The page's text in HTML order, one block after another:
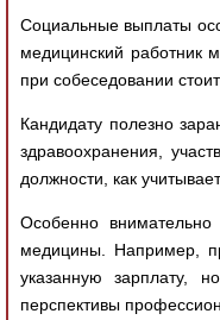
Социальные выплаты
медицинский работник
при собеседовании
Кандидату полезно
здравоохранения,
должности, как
Особенно
медицины. Например,
указанную зарплату,
перспективы